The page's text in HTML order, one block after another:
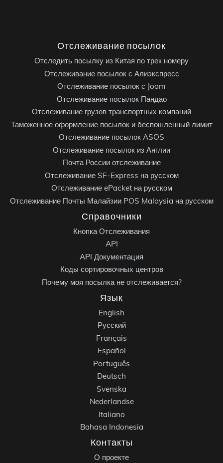
Отслеживание посылок
Отследить посылку из Китая по трек номеру
Отслеживание посылок с Алиэкспресс
Отслеживание посылок с Joom
Отслеживание посылок Пандао
Отслеживание грузов транспортных компаний
Таможенное оформление посылок и беспошленный лимит
Отслеживание посылок ASOS
Отслеживание посылок из Англии
Почта России отслеживание
Отслеживание SF-Express на русском
Отслеживание ePacket на русском
Отслеживание Почты Малайзии POS Malaysia на русском
Справочники
Кнопка Отслеживания
API
API Документация
Коды сортировочных центров
Почему моя посылка не отслеживается?
Язык
English
Русский
Français
Español
Português
Deutsch
Svenska
Nederlandse
Italiano
Bahasa Indonesia
Контакты
О проекте